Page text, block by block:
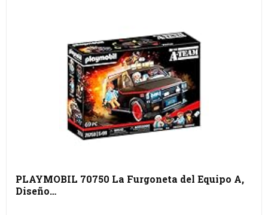
PLAYMOBIL 70750 La Furgoneta del Equipo A,
Diseño…